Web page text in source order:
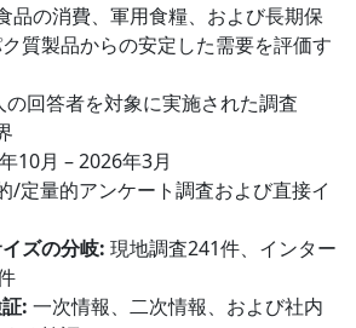
品の消費、軍用食糧、および長期保
質製品からの安定した需要を評価す
の回答者を対象に実施された調査
10月 – 2026年3月
/定量的アンケート調査および直接イ
ズの分岐: 現地調査241件、インター
: 一次情報、二次情報、および社内